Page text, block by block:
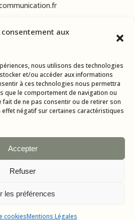
consentement aux
nous utilisons des technologies
et/ou accéder aux informations
à ces technologies nous permettra
que le comportement de navigation ou
fait de ne pas consentir ou de retirer son
négatif sur certaines caractéristiques
Accepter
Refuser
les préférences
cookiesMentions Légales
web & applications mobiles :